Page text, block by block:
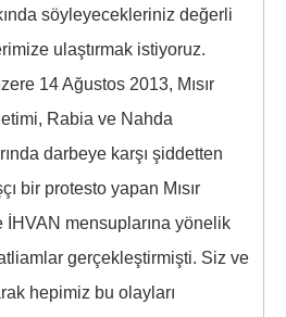
söyleyecekleriniz değerli
ulaştırmak istiyoruz.
14 Ağustos 2013, Mısır
Rabia ve Nahda
darbeye karşı şiddetten
bir protesto yapan Mısır
İHVAN mensuplarına yönelik
gerçekleştirmişti. Siz ve
hepimiz bu olayları